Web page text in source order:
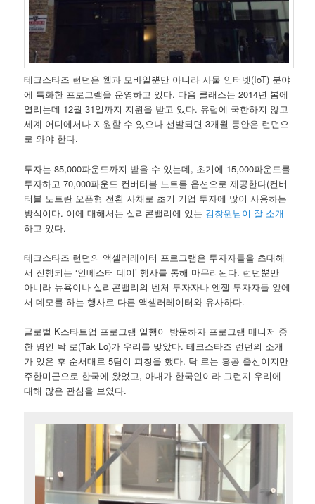
테크스타즈 런던은 웹과 모바일뿐만 아니라 사물 인터넷(IoT) 분야
에 특화한 프로그램을 운영하고 있다. 다음 클래스는 2014년 봄에
열리는데 12월 31일까지 지원을 받고 있다. 유럽에 국한하지 않고
세계 어디에서나 지원할 수 있으나 선발되면 3개월 동안은 런던으
로 와야 한다.
투자는 85,000파운드까지 받을 수 있는데, 초기에 15,000파운드를
투자하고 70,000파운드 컨버터블 노트를 옵션으로 제공한다(컨버
터블 노트란 오픈형 전환 사채로 초기 기업 투자에 많이 사용하는
방식이다. 이에 대해서는 실리콘밸리에 있는 김창원님이 잘 소개
하고 있다.
테크스타즈 런던의 액셀러레이터 프로그램은 투자자들을 초대해
서 진행되는 ‘인베스터 데이’ 행사를 통해 마무리된다. 런던뿐만
아니라 뉴욕이나 실리콘밸리의 벤처 투자자나 엔젤 투자자들 앞에
서 데모를 하는 행사로 다른 액셀러레이터와 유사하다.
글로벌 K스타트업 프로그램 일행이 방문하자 프로그램 매니저 중
한 명인 탁 로(Tak Lo)가 우리를 맞았다. 테크스타즈 런던의 소개
가 있은 후 순서대로 5팀이 피칭을 했다. 탁 로는 홍콩 출신이지만
주한미군으로 한국에 왔었고, 아내가 한국인이라 그런지 우리에
대해 많은 관심을 보였다.